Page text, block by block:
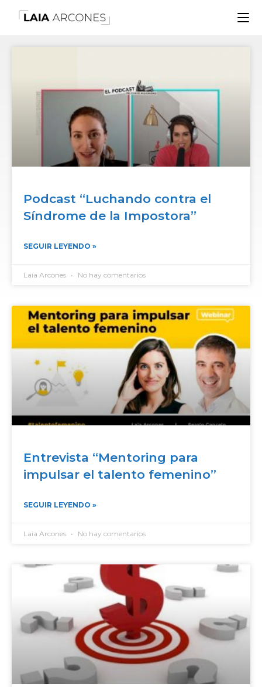
Podcast “Luchando contra el
Síndrome de la Impostora”
SEGUIR LEYENDO »
Laia Arcones No hay comentarios
Entrevista “Mentoring para
impulsar el talento femenino”
SEGUIR LEYENDO »
Laia Arcones No hay comentarios